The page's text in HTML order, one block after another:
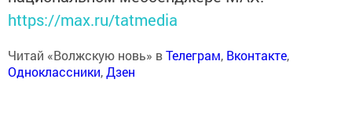
https://max.ru/tatmedia
Читай «Волжскую новь» вТелеграм, Вконтакте,
Одноклассники,Дзен